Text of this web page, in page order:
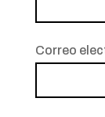
Correo